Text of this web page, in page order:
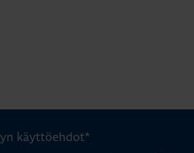
käyttöehdot*